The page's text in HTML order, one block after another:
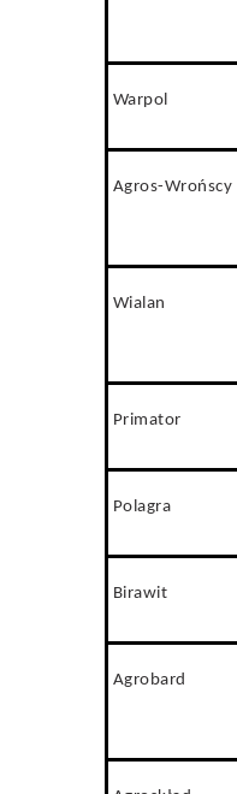
Warpol
Agros-Wrońscy
Wialan
Primator
Polagra
Birawit
Agrobard